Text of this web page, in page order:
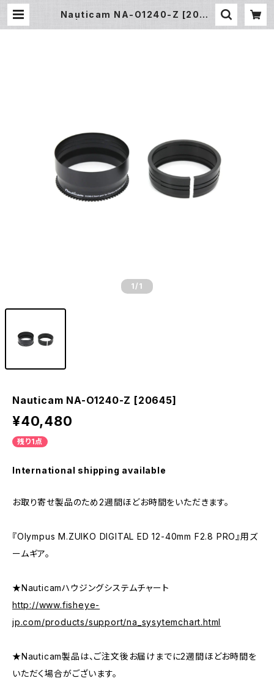
Nauticam NA-O1240-Z [2064
1 /1
Nauticam NA-O1240-Z [20645]
¥40,480
残り1点
International shipping available
お取り寄せ製品のため2週間ほどお時間をいただきます。
『Olympus M.ZUIKO DIGITAL ED 12-40mm F2.8 PRO』用ズ
ームギア。
★Nauticamハウジングシステムチャート
http://www.fisheye-
jp.com/products/support/na_sysytemchart.html
★Nauticam製品は、ご注文後お届けまでに2週間ほどお時間を
いただく場合がございます。